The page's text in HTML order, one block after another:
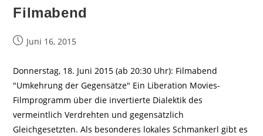
Filmabend
BeitragJuni 16, 2015
Donnerstag, 18. Juni 2015 (ab 20:30 Uhr): Filmabend
"Umkehrung der Gegensätze" Ein Liberation Movies-
Filmprogramm über die invertierte Dialektik des
vermeintlich Verdrehten und gegensätzlich
Gleichgesetzten. Als besonderes lokales Schmankerl gibt es